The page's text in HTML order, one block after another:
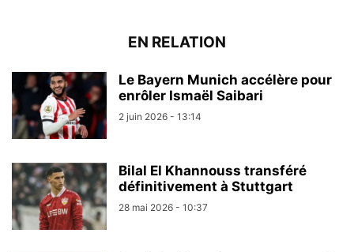
EN RELATION
Le Bayern Munich accélère pour
enrôler Ismaël Saibari
2 juin 2026 - 13:14
Bilal El Khannouss transféré
définitivement à Stuttgart
28 mai 2026 - 10:37